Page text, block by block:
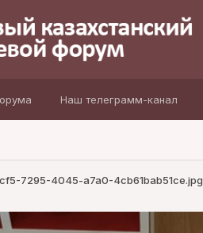
Наш телеграмм-канал
7295-4045-a7a0-4cb61bab51ce.jpg